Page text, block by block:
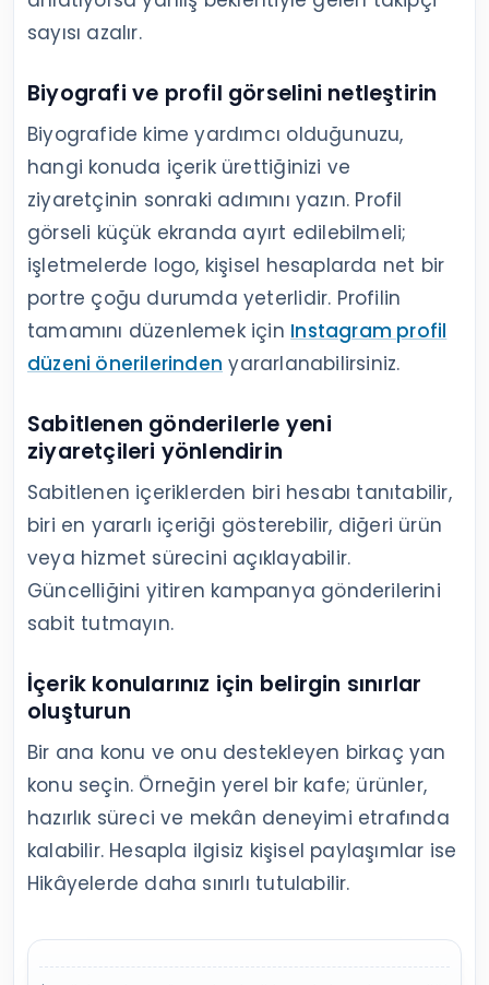
sayısı azalır.
Biyografi ve profil görselini netleştirin
Biyografide kime yardımcı olduğunuzu,
hangi konuda içerik ürettiğinizi ve
ziyaretçinin sonraki adımını yazın. Profil
görseli küçük ekranda ayırt edilebilmeli;
işletmelerde logo, kişisel hesaplarda net bir
portre çoğu durumda yeterlidir. Profilin
tamamını düzenlemek için Instagram profil
düzeni önerilerinden yararlanabilirsiniz.
Sabitlenen gönderilerle yeni
ziyaretçileri yönlendirin
Sabitlenen içeriklerden biri hesabı tanıtabilir,
biri en yararlı içeriği gösterebilir, diğeri ürün
veya hizmet sürecini açıklayabilir.
Güncelliğini yitiren kampanya gönderilerini
sabit tutmayın.
İçerik konularınız için belirgin sınırlar
oluşturun
Bir ana konu ve onu destekleyen birkaç yan
konu seçin. Örneğin yerel bir kafe; ürünler,
hazırlık süreci ve mekân deneyimi etrafında
kalabilir. Hesapla ilgisiz kişisel paylaşımlar ise
Hikâyelerde daha sınırlı tutulabilir.